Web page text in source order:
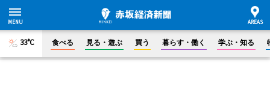
33°C 食べる 見る・遊ぶ 買う 暮らす・働く 学ぶ・知る